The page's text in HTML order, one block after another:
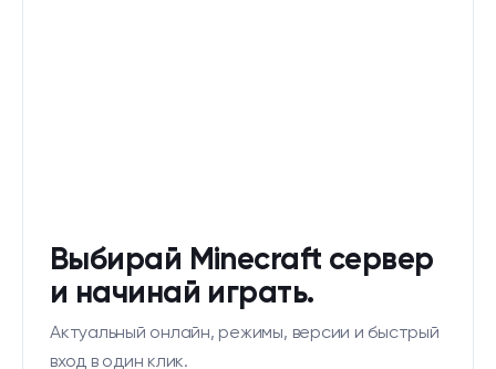
Выбирай Minecraft сервер
и начинай играть.
Актуальный онлайн, режимы, версии и быстрый
вход в один клик.